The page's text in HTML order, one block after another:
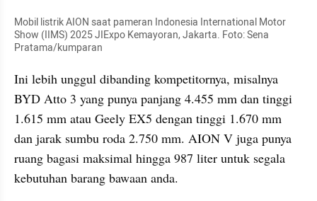
Mobil listrik AION saat pameran Indonesia International Motor
Show (IIMS) 2025 JIExpo Kemayoran, Jakarta. Foto: Sena
Pratama/kumparan
Ini lebih unggul dibanding kompetitornya, misalnya
BYD Atto 3 yang punya panjang 4.455 mm dan tinggi
1.615 mm atau Geely EX5 dengan tinggi 1.670 mm
dan jarak sumbu roda 2.750 mm. AION V juga punya
ruang bagasi maksimal hingga 987 liter untuk segala
kebutuhan barang bawaan anda.